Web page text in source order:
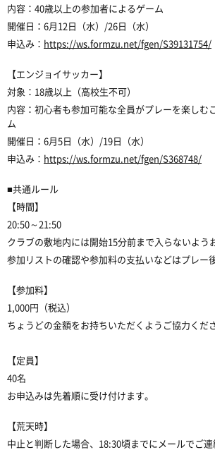
内容：40歳以上の参加者によるゲーム
開催日：6月12日（水）/26日（水）
申込み： https://ws.formzu.net/fgen/S39131754/
【エンジョイサッカー】
対象：18歳以上（高校生不可）
内容：初心者も参加可能な全員がプレーを楽しむ
ム
開催日：6月5日（水）/19日（水）
申込み： https://ws.formzu.net/fgen/S368748/
■共通ルール
【時間】
20:50～21:50
クラブの敷地内には開始15分前まで入らないよう
参加リストの確認や参加料の支払いなどはプレー
【参加料】
1,000円（税込）
ちょうどの金額をお持ちいただくようご協力くだ
【定員】
40名
お申込みは先着順に受け付けます。
【荒天時】
中止と判断した場合、18:30頃までにメールでご連